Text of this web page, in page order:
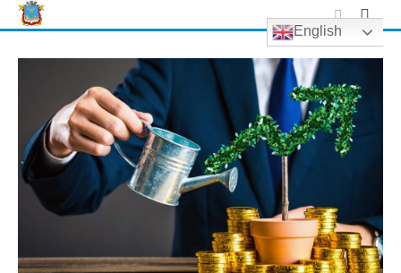
Skip
to
English